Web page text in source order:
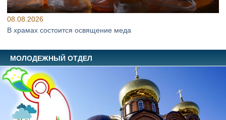
08.08.2026
В храмах состоится освящение меда
МОЛОДЕЖНЫЙ ОТДЕЛ